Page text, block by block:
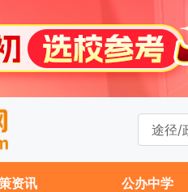
资讯 公办中学